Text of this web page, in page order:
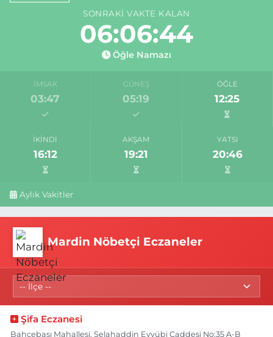
SONRAKI VAKTE KALAN
06:06:44
Öğle Namazı
İMSAK
03:47
GÜNEŞ
05:19
ÖĞLE
12:25
İKINDI
16:12
AKŞAM
19:21
YATSI
20:46
Aylık Vakitler
Mardin Nöbetçi Eczaneler
Şifa Eczanesi
Bahçebaşı Mahallesi, Selahaddin Eyyübi Caddesi No:35 A-B